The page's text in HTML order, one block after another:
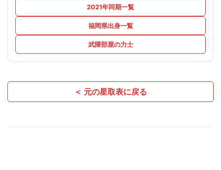
2021年同期一覧
福岡県出身一覧
武隈部屋の力士
＜ 元の星取表に戻る